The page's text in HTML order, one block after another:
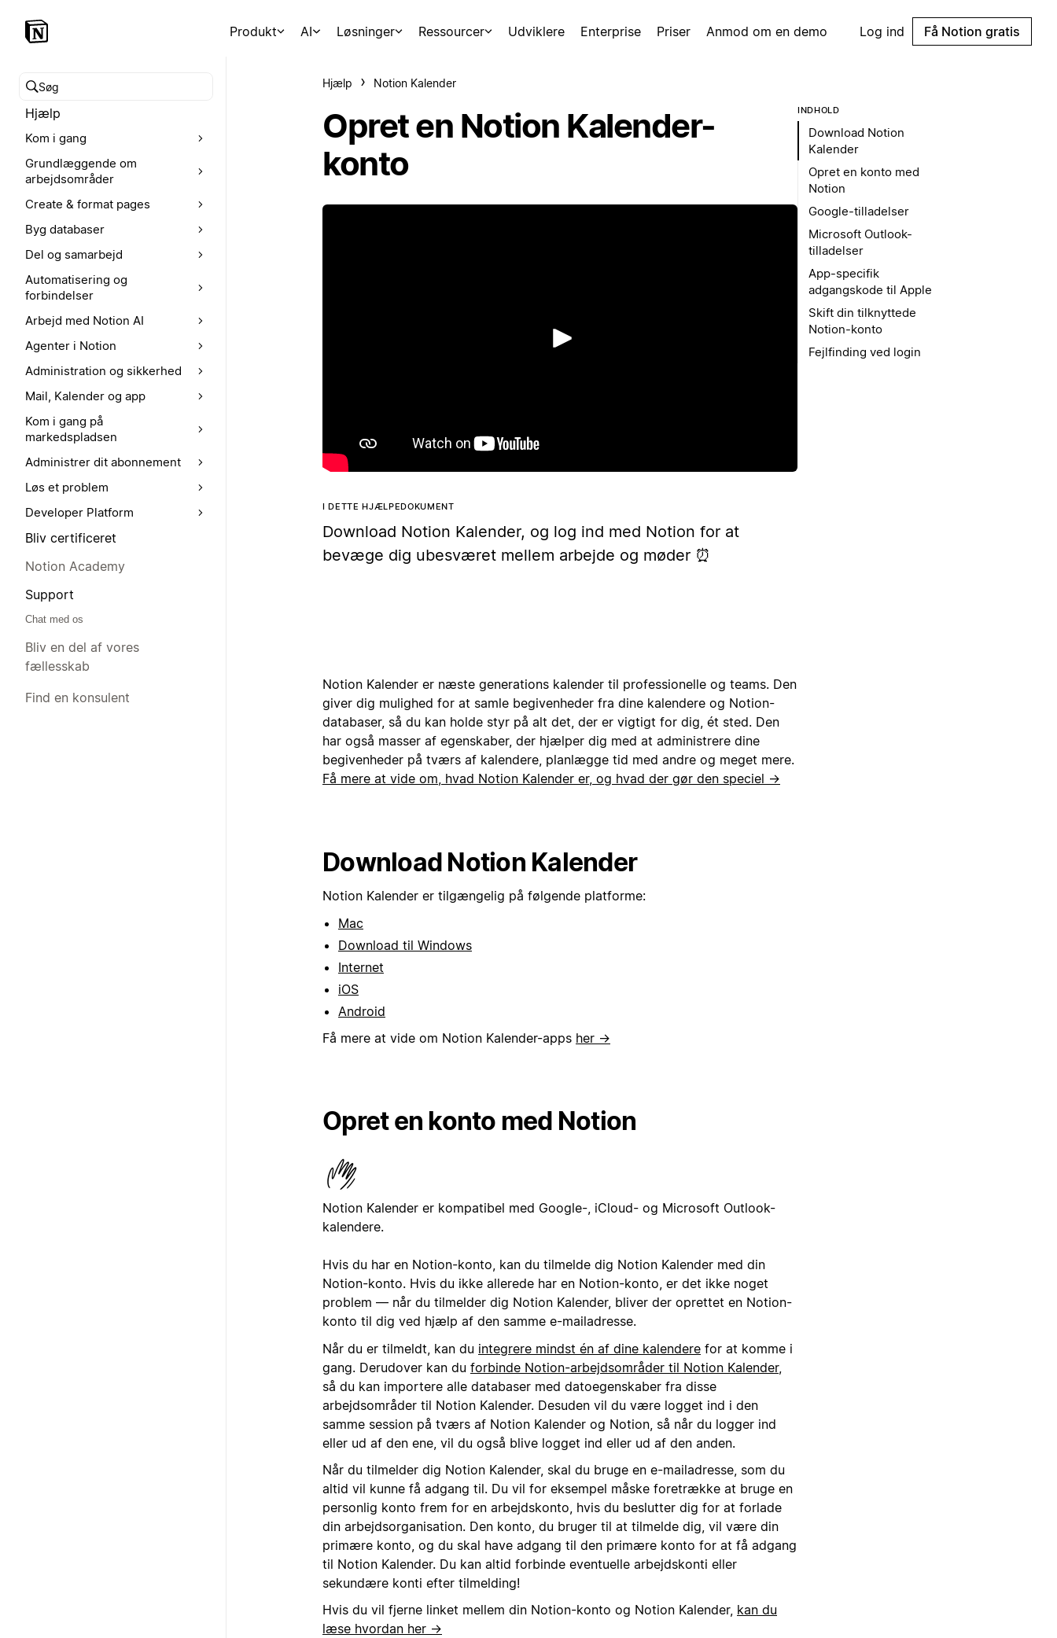
Produkt AI Løsninger Ressourcer Udviklere Enterprise Priser Anmod om en demo Log ind Få Notion gratis
Søg i hjælpecenteret
Hjælp
Kom i gang
Grundlæggende om
arbejdsområder
Create & format pages
Byg databaser
Del og samarbejd
Automatisering og
forbindelser
Arbejd med Notion AI
Agenter i Notion
Administration og sikkerhed
Mail, Kalender og app
Kom i gang på
markedspladsen
Administrer dit abonnement
Løs et problem
Developer Platform
Bliv certificeret
Notion Academy
Support
Chat med os
Bliv en del af vores
fællesskab
Find en konsulent
Hjælp Notion Kalender
Opret en Notion Kalender-
konto
Afspil
I DETTE HJÆLPEDOKUMENT
Download Notion Kalender, og log ind med Notion for at
bevæge dig ubesværet mellem arbejde og møder ⏰
Notion Kalender er næste generations kalender til professionelle og teams. Den
giver dig mulighed for at samle begivenheder fra dine kalendere og Notion-
databaser, så du kan holde styr på alt det, der er vigtigt for dig, ét sted. Den
har også masser af egenskaber, der hjælper dig med at administrere dine
begivenheder på tværs af kalendere, planlægge tid med andre og meget mere.
Få mere at vide om, hvad Notion Kalender er, og hvad der gør den speciel →
Download Notion Kalender
Notion Kalender er tilgængelig på følgende platforme:
Mac
Download til Windows
Internet
iOS
Android
Få mere at vide om Notion Kalender-apps her →
Opret en konto med Notion
Notion Kalender er kompatibel med Google-, iCloud- og Microsoft Outlook-
kalendere.
Hvis du har en Notion-konto, kan du tilmelde dig Notion Kalender med din
Notion-konto. Hvis du ikke allerede har en Notion-konto, er det ikke noget
problem — når du tilmelder dig Notion Kalender, bliver der oprettet en Notion-
konto til dig ved hjælp af den samme e-mailadresse.
Når du er tilmeldt, kan du integrere mindst én af dine kalendere for at komme i
gang. Derudover kan du forbinde Notion-arbejdsområder til Notion Kalender,
så du kan importere alle databaser med datoegenskaber fra disse
arbejdsområder til Notion Kalender. Desuden vil du være logget ind i den
samme session på tværs af Notion Kalender og Notion, så når du logger ind
eller ud af den ene, vil du også blive logget ind eller ud af den anden.
Når du tilmelder dig Notion Kalender, skal du bruge en e-mailadresse, som du
altid vil kunne få adgang til. Du vil for eksempel måske foretrække at bruge en
personlig konto frem for en arbejdskonto, hvis du beslutter dig for at forlade
din arbejdsorganisation. Den konto, du bruger til at tilmelde dig, vil være din
primære konto, og du skal have adgang til den primære konto for at få adgang
til Notion Kalender. Du kan altid forbinde eventuelle arbejdskonti eller
sekundære konti efter tilmelding!
Hvis du vil fjerne linket mellem din Notion-konto og Notion Kalender, kan du
læse hvordan her →
INDHOLD
Download Notion
Kalender
Opret en konto med
Notion
Google-tilladelser
Microsoft Outlook-
tilladelser
App-specifik
adgangskode til Apple
Skift din tilknyttede
Notion-konto
Fejlfinding ved login